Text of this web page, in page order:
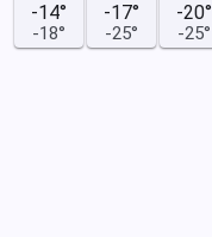
-14°
-18°
-17°
-25°
-20°
-25°